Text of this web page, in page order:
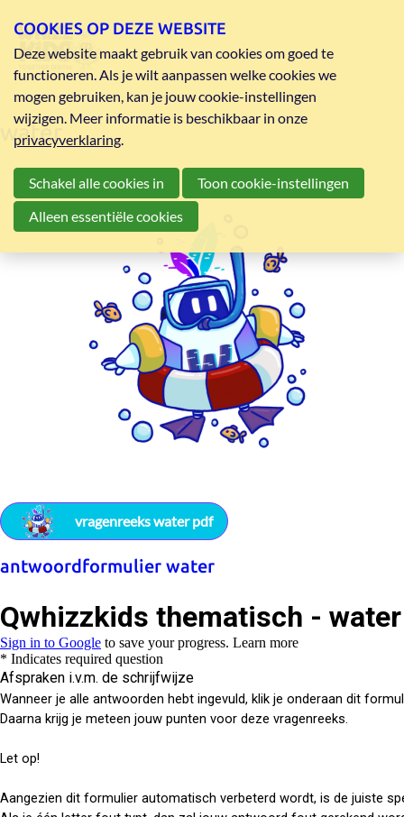
water
vragenreeks water pdf
antwoordformulier water
COOKIES OP DEZE WEBSITE
Deze website maakt gebruik van cookies om goed te
functioneren. Als je wilt aanpassen welke cookies we
mogen gebruiken, kan je jouw cookie-instellingen
wijzigen. Meer informatie is beschikbaar in onze
privacyverklaring.
Schakel alle cookies in
Toon cookie-instellingen
Alleen essentiële cookies